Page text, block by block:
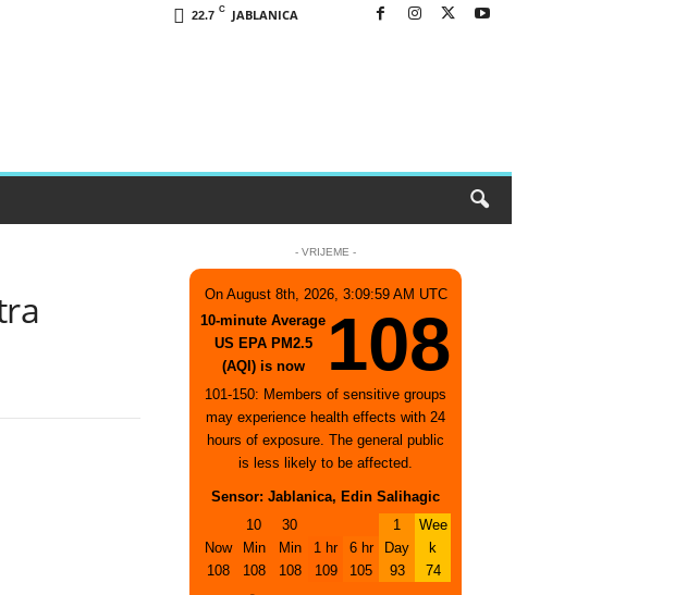
22.7 C JABLANICA
- VRIJEME -
On August 8th, 2026, 3:09:59 AM UTC
10-minute Average
US EPA PM2.5
(AQI) is now
108
101-150: Members of sensitive groups
may experience health effects with 24
hours of exposure. The general public
is less likely to be affected.
Sensor: Jablanica, Edin Salihagic
Now
108
10
Min
108
30
Min
108
1 hr
109
6 hr
105
1
Day
93
Wee
k
74